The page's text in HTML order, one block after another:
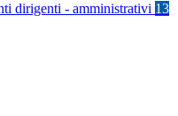
dirigenti - amministrativi 13